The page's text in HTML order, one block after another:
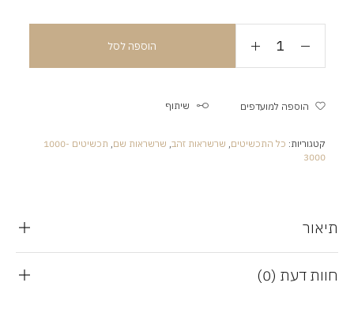
הוספה לסל
הוספה למועדפים שיתוף
קטגוריות: כל התכשיטים, שרשראות זהב, שרשראות שם,
תכשיטים 1000-
3000
תיאור
חוות דעת (0)